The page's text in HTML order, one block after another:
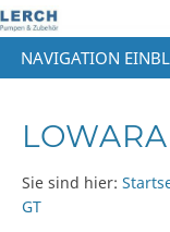
NAVIGATION
Sie sind hier:
GT